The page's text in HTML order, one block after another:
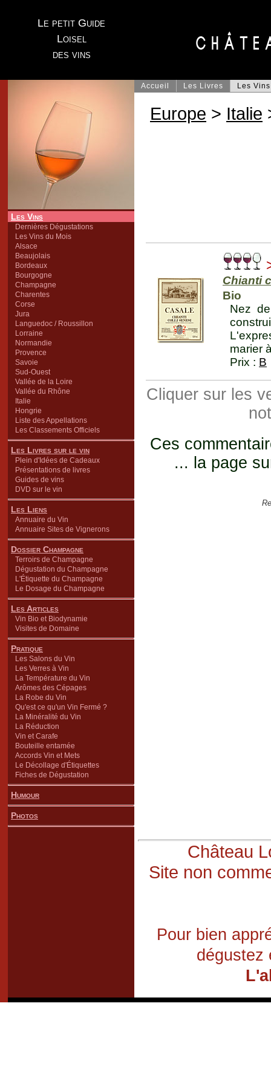
Le petit Guide
Loisel
des vins
Les Vins
Dernières Dégustations
Les Vins du Mois
Alsace
Beaujolais
Bordeaux
Bourgogne
Champagne
Charentes
Corse
Jura
Languedoc / Roussillon
Lorraine
Normandie
Provence
Savoie
Sud-Ouest
Vallée de la Loire
Vallée du Rhône
Italie
Hongrie
Liste des Appellations
Les Classements Officiels
Les Livres sur le vin
Plein d'Idées de Cadeaux
Présentations de livres
Guides de vins
DVD sur le vin
Les Liens
Annuaire du Vin
Annuaire Sites de Vignerons
Dossier Champagne
Terroirs de Champagne
Dégustation du Champagne
L'Étiquette du Champagne
Le Dosage du Champagne
Les Articles
Vin Bio et Biodynamie
Visites de Domaine
Pratique
Les Salons du Vin
Les Verres à Vin
La Température du Vin
Arômes des Cépages
La Robe du Vin
Qu'est ce qu'un Vin Fermé ?
La Minéralité du Vin
La Réduction
Vin et Carafe
Bouteille entamée
Accords Vin et Mets
Le Décollage d'Étiquettes
Fiches de Dégustation
Humour
Photos
Accueil Les Livres Les Vins
Europe > Italie
Chianti
Bio
Nez
marier
Prix : B
Cliquer sur les
Ces
... la page
Château
Site non
Pour bien
dégustez